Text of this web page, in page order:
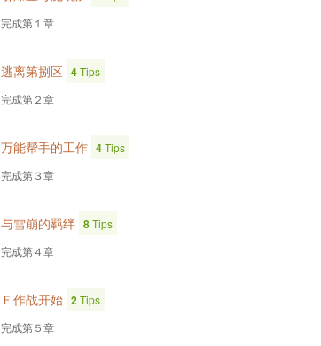
完成第１章
逃离第捌区 4Tips
完成第２章
万能帮手的工作 4Tips
完成第３章
与雪崩的羁绊 8Tips
完成第４章
Ｅ作战开始 2Tips
完成第５章